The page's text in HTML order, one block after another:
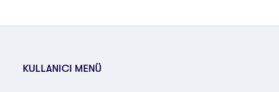
KULLANICI MENÜ